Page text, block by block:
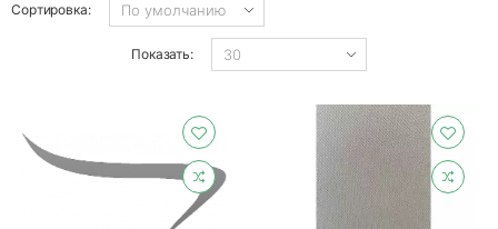
Сортировка:
Показать: